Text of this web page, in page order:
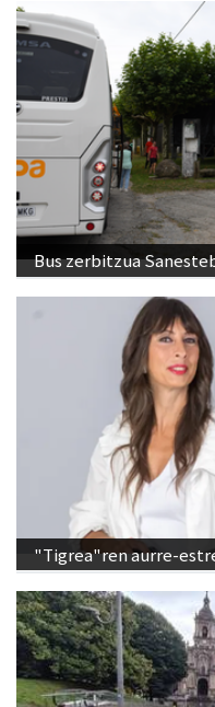
Bus zerbitzua
"Tigrea"ren aurre-